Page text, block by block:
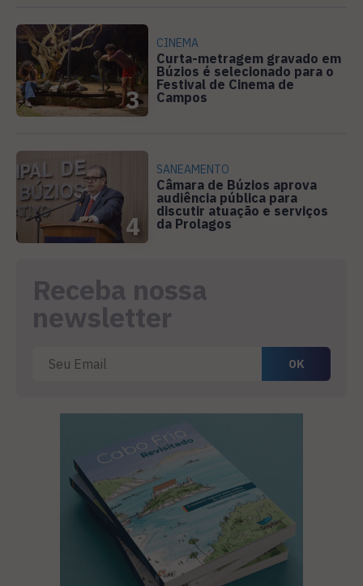
3
CINEMA
Curta-metragem gravado em
Búzios é selecionado para o
Festival de Cinema de
Campos
4
SANEAMENTO
Câmara de Búzios aprova
audiência pública para
discutir atuação e serviços
da Prolagos
Receba nossa
newsletter